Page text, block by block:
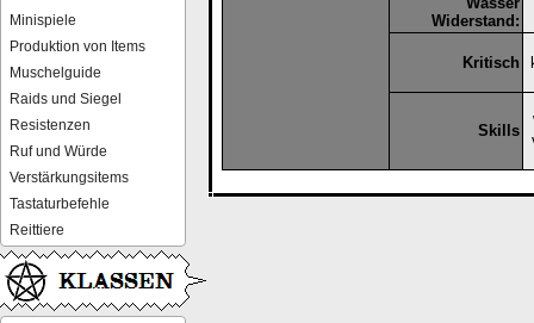
Minispiele
Produktion von Items
Muschelguide
Raids und Siegel
Resistenzen
Ruf und Würde
Verstärkungsitems
Tastaturbefehle
Reittiere
Widerstand:
Kritisch
Skills